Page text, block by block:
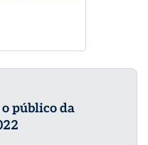
público da